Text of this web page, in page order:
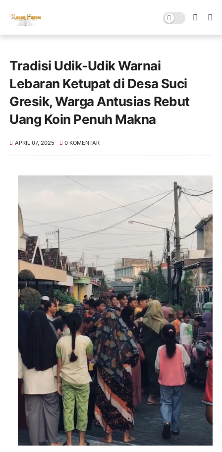
Tradisi Udik-Udik Warnai
Lebaran Ketupat di Desa Suci
Gresik, Warga Antusias Rebut
Uang Koin Penuh Makna
APRIL 07, 2025 0 KOMENTAR